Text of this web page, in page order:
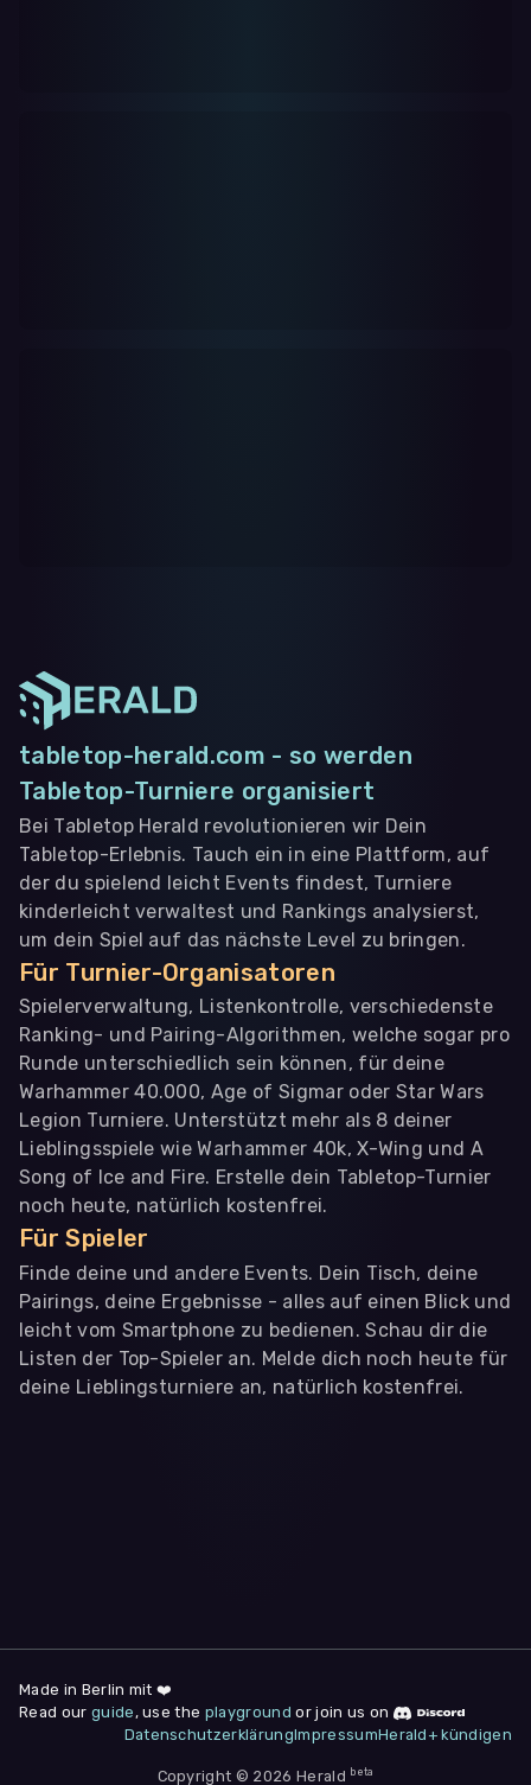
tabletop-herald.com - so werden
Tabletop-Turniere organisiert
Bei Tabletop Herald revolutionieren wir Dein
Tabletop-Erlebnis. Tauch ein in eine Plattform, auf
der du spielend leicht Events findest, Turniere
kinderleicht verwaltest und Rankings analysierst,
um dein Spiel auf das nächste Level zu bringen.
Für Turnier-Organisatoren
Spielerverwaltung, Listenkontrolle, verschiedenste
Ranking- und Pairing-Algorithmen, welche sogar pro
Runde unterschiedlich sein können, für deine
Warhammer 40.000, Age of Sigmar oder Star Wars
Legion Turniere. Unterstützt mehr als 8 deiner
Lieblingsspiele wie Warhammer 40k, X-Wing und A
Song of Ice and Fire. Erstelle dein Tabletop-Turnier
noch heute, natürlich kostenfrei.
Für Spieler
Finde deine und andere Events. Dein Tisch, deine
Pairings, deine Ergebnisse - alles auf einen Blick und
leicht vom Smartphone zu bedienen. Schau dir die
Listen der Top-Spieler an. Melde dich noch heute für
deine Lieblingsturniere an, natürlich kostenfrei.
deine Zustimmung jederzeit unter "
am Seitenende widerrufen.
Nur notwendige
Made in Berlin mit ❤️
Read our guide , use the playground or join us on
DatenschutzerklärungImpressumHerald+ kündigen
Copyright © 2026 Herald beta